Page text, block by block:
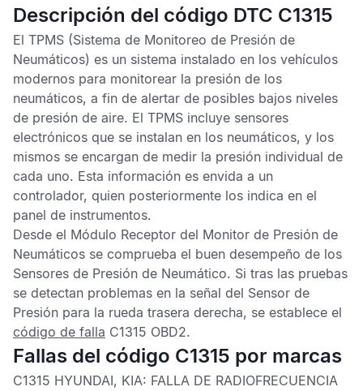
Descripción del código DTC C1315
El TPMS (Sistema de Monitoreo de Presión de
Neumáticos) es un sistema instalado en los vehículos
modernos para monitorear la presión de los
neumáticos, a fin de alertar de posibles bajos niveles
de presión de aire. El TPMS incluye sensores
electrónicos que se instalan en los neumáticos, y los
mismos se encargan de medir la presión individual de
cada uno. Esta información es envida a un
controlador, quien posteriormente los indica en el
panel de instrumentos.
Desde el Módulo Receptor del Monitor de Presión de
Neumáticos se comprueba el buen desempeño de los
Sensores de Presión de Neumático. Si tras las pruebas
se detectan problemas en la señal del Sensor de
Presión para la rueda trasera derecha, se establece el
código de falla C1315 OBD2.
Fallas del código C1315 por marcas
C1315 HYUNDAI, KIA: FALLA DE RADIOFRECUENCIA